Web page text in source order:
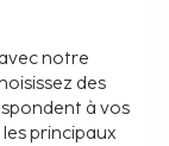
un
spécialités
h 30 à
notre
des
à vos
principaux